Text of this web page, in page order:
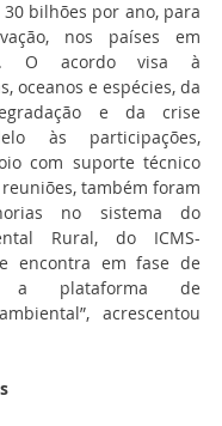
bilhões por ano, para
nos países em
O acordo visa à
oceanos e espécies, da
e da crise
às participações,
com suporte técnico
também foram
no sistema do
Rural, do ICMS-
encontra em fase de
a plataforma de
acrescentou